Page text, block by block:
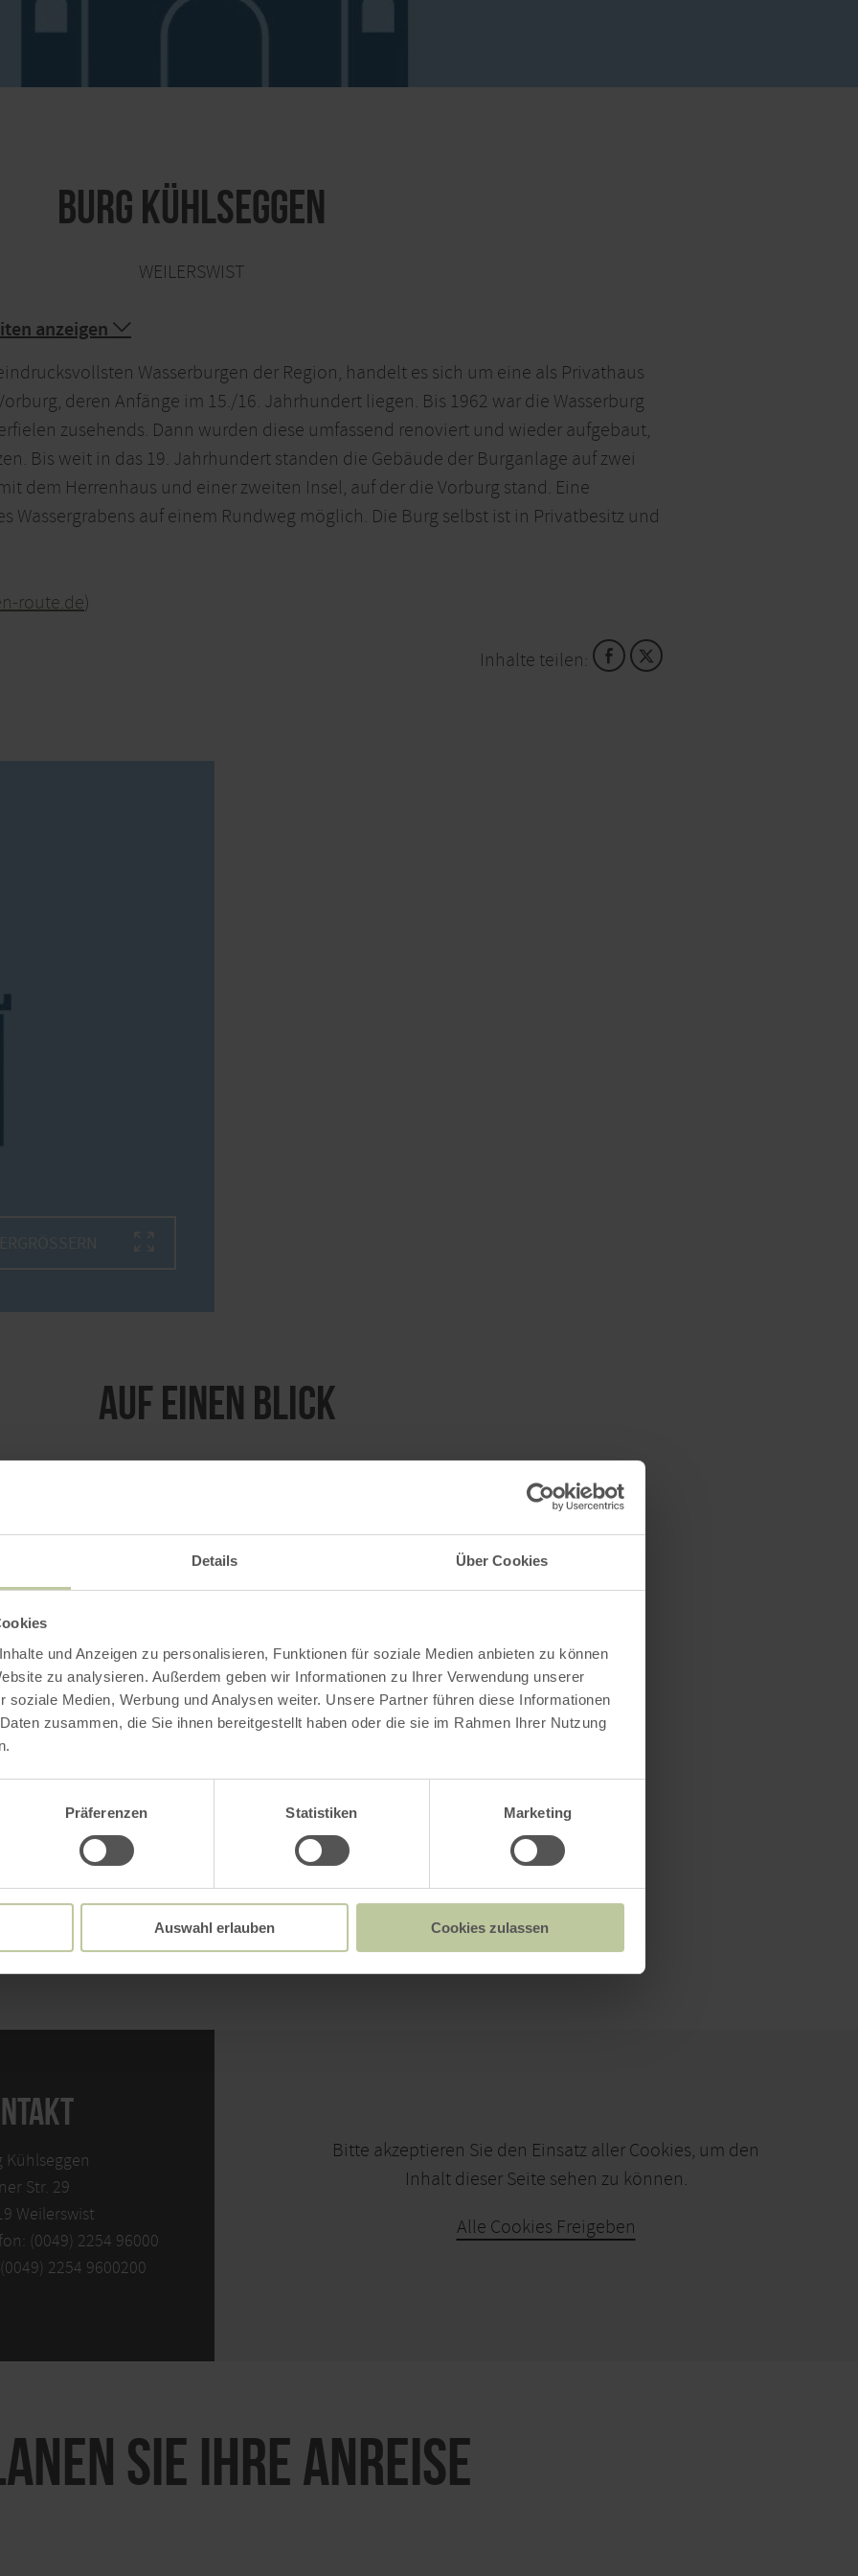
Details Über Cookies
und Anzeigen zu personalisieren, Funktionen für soziale Medien anbieten zu können
zu analysieren. Außerdem geben wir Informationen zu Ihrer Verwendung unserer
soziale Medien, Werbung und Analysen weiter. Unsere Partner führen diese Informationen
zusammen, die Sie ihnen bereitgestellt haben oder die sie im Rahmen Ihrer Nutzung
Präferenzen Statistiken Marketing
Auswahl erlauben Cookies zulassen
Burg Kühlseggen
WEILERSWIST
anzeigen
Wasserburgen der Region, handelt es sich um eine als Privathaus
deren Anfänge im 15./16. Jahrhundert liegen. Bis 1962 war die Wasserburg
zusehends. Dann wurden diese umfassend renoviert und wieder aufgebaut,
Bis weit in das 19. Jahrhundert standen die Gebäude der Burganlage auf zwei
dem Herrenhaus und einer zweiten Insel, auf der die Vorburg stand. Eine
Wassergrabens auf einem Rundweg möglich. Die Burg selbst ist in Privatbesitz und
route.de)
Inhalte teilen:
Auf einen Blick
auf einem
und nicht zu
Kühlseggen
Str. 29
Weilerswist
(0049) 2254 96000
2254 9600200
Bitte akzeptieren Sie den Einsatz aller Cookies, um den
Inhalt dieser Seite sehen zu können.
Alle Cookies Freigeben
SIE IHRE ANREISE